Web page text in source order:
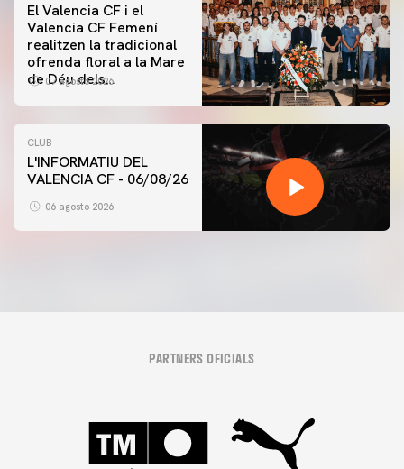
El Valencia CF i el
Valencia CF Femení
realitzen la tradicional
ofrenda floral a la Mare
de Déu dels
07 agosto 2026
CLUB
L'INFORMATIU DEL
VALENCIA CF - 06/08/26
06 agosto 2026
PARTNERS OFICIALS